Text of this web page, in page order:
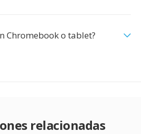
Chromebook o tablet?
relacionadas